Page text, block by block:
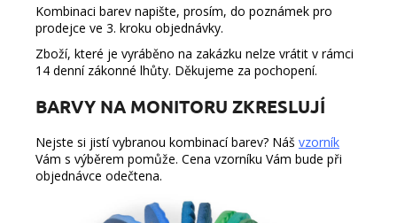
Kombinaci barev napište, prosím, do poznámek pro
prodejce ve 3. kroku objednávky.
Zboží, které je vyráběno na zakázku nelze vrátit v rámci
14 denní zákonné lhůty. Děkujeme za pochopení.
BARVY NA MONITORU ZKRESLUJÍ
Nejste si jistí vybranou kombinací barev? Náš vzorník
Vám s výběrem pomůže. Cena vzorníku Vám bude při
objednávce odečtena.